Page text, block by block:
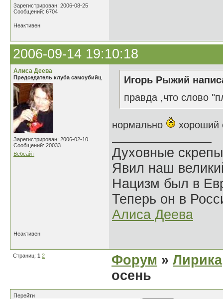
Зарегистрирован: 2006-08-25
Сообщений: 6704
Неактивен
2006-09-14 19:10:18
Алиса Деева
Председатель клуба самоубийц
Зарегистрирован: 2006-02-10
Сообщений: 20033
Вебсайт
Игорь Рыжий
правда ,что слово
нормально хороший
Духовные
Явил наш
Нацизм был в
Теперь он в
Алиса Деева
Неактивен
Страниц: 1 2 Форум » Лирика
осень
Перейти